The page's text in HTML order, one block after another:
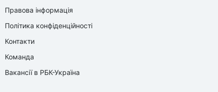
Правова інформація
Політика конфіденційності
Контакти
Команда
Вакансії в РБК-Україна